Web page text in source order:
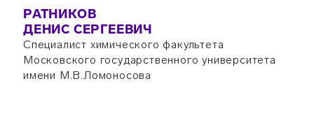
РАТНИКОВ
ДЕНИС СЕРГЕЕВИЧ
Специалист химического факультета
Московского государственного университета
имени М.В.Ломоносова